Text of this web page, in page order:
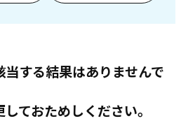
する結果はありませんで
ておためしください。